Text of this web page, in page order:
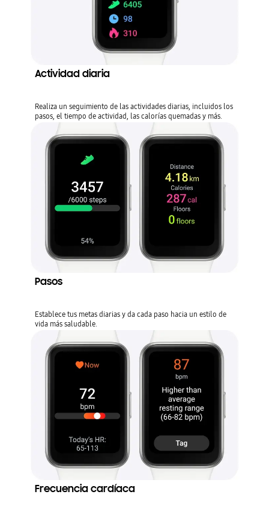
Actividad diaria
Realiza un seguimiento de las actividades diarias, incluidos los
pasos, el tiempo de actividad, las calorías quemadas y más.
Pasos
Establece tus metas diarias y da cada paso hacia un estilo de
vida más saludable.
Frecuencia cardíaca